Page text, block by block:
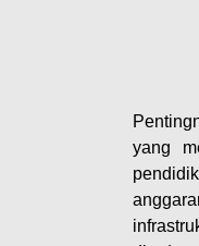
yang